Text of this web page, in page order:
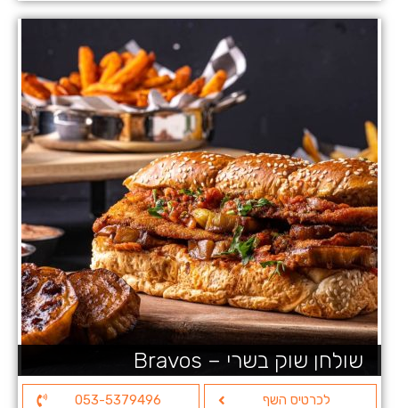
שולחן שוק בשרי – Bravos
לכרטיס השף 053-5379496